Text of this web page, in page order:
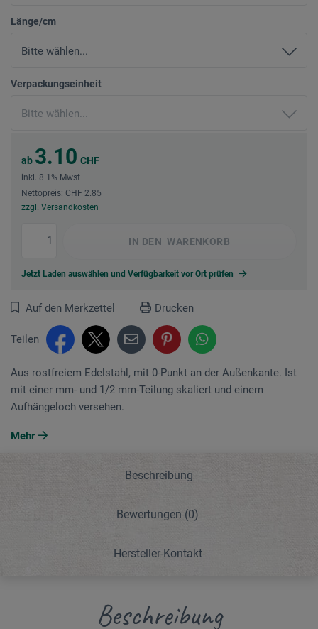
Länge/cm
Verpackungseinheit
ab 3.10 CHF
inkl. 8.1% Mwst
Nettopreis: CHF 2.85
zzgl. Versandkosten
IN DEN WARENKORB
Jetzt Laden auswählen und Verfügbarkeit vor Ort prüfen
Auf den Merkzettel Drucken
Teilen
Aus rostfreiem Edelstahl, mit 0-Punkt an der Außenkante. Ist
mit einer mm- und 1/2 mm-Teilung skaliert und einem
Aufhängeloch versehen.
Mehr
Beschreibung
Bewertungen (0)
Hersteller-Kontakt
Beschreibung